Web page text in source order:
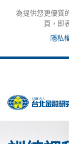
為提供您更優質
頁，即
隱私